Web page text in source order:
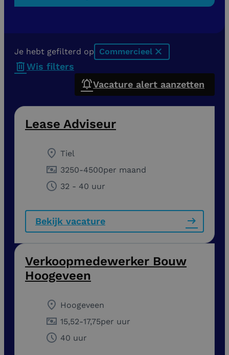
Je hebt gefilterd op Commercieel
Wis filters
Vacature alert aanzetten
Lease Adviseur
Tiel
3250-4500per maand
32 - 40 uur
Bekijk vacature
Verkoopmedewerker Bouw
Hoogeveen
Hoogeveen
15,52-17,75per uur
40 uur